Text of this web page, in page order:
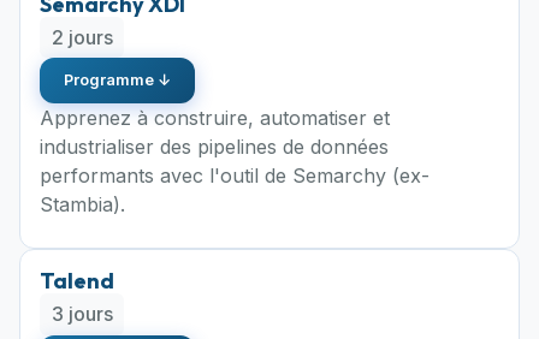
2 jours
Programme ↓
Apprenez à construire, automatiser et
industrialiser des pipelines de données
performants avec l'outil de Semarchy (ex-
Stambia).
Talend
3 jours